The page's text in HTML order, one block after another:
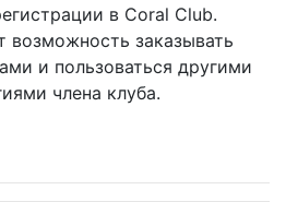
в Coral Club.
возможность заказывать
и пользоваться другими
члена клуба.